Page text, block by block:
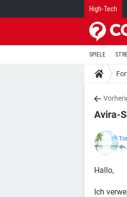
High-Tech
SPIELE
Avira-
Hallo,
Ich